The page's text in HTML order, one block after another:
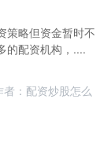
策略但资金暂时不
的配资机构，....
者：配资炒股怎么